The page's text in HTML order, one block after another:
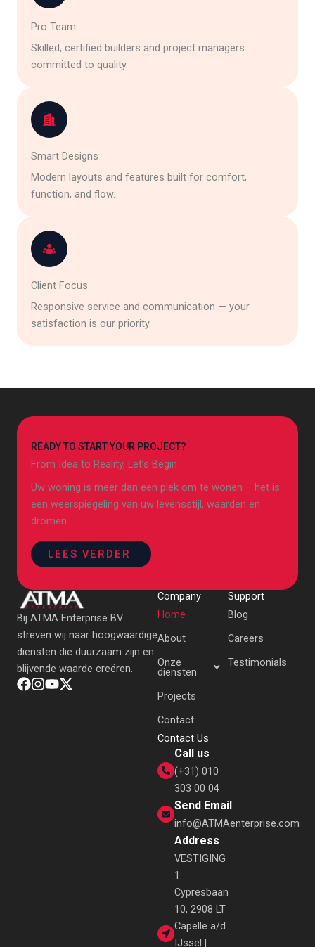
Pro Team
Skilled, certified builders and project managers
committed to quality.
Smart Designs
Modern layouts and features built for comfort,
function, and flow.
Client Focus
Responsive service and communication — your
satisfaction is our priority.
READY TO START YOUR PROJECT?
From Idea to Reality, Let’s Begin
Uw woning is meer dan een plek om te wonen – het is
een weerspiegeling van uw levensstijl, waarden en
dromen.
LEES VERDER
Bij ATMA Enterprise BV
streven wij naar hoogwaardige
diensten die duurzaam zijn en
blijvende waarde creëren.
Company
Home
About
Onze
diensten
Projects
Contact
Support
Blog
Careers
Testimonials
Contact Us
Call us
(+31) 010
303 00 04
Send Email
info@ATMAenterprise.com
Address
VESTIGING
1:
Cypresbaan
10, 2908 LT
Capelle a/d
IJssel |